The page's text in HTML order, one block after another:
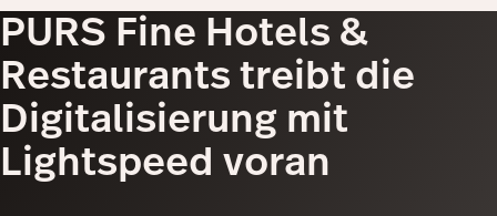
Payments
Advanced Insights
Capital
Inventory
Order Anywhere
Hardware
Integrationen
Systemgastronomie
Kunden
Preise
PURS Fine Hotels &
Restaurants treibt die
Digitalisierung mit
Lightspeed voran